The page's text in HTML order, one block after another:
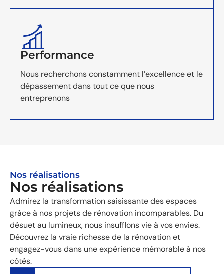
Performance
Nous recherchons constamment l’excellence et le
dépassement dans tout ce que nous
entreprenons
Nos réalisations
Nos réalisations
Admirez la transformation saisissante des espaces
grâce à nos projets de rénovation incomparables. Du
désuet au lumineux, nous insufflons vie à vos envies.
Découvrez la vraie richesse de la rénovation et
engagez-vous dans une expérience mémorable à nos
côtés.